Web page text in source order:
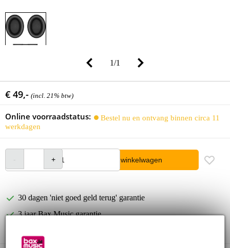
1/1
€ 49,- (incl. 21% btw)
Online voorraadstatus:
Bestel nu en ontvang binnen circa 11
werkdagen
In winkelwagen
30 dagen 'niet goed geld terug' garantie
3 jaar Bax Music garantie